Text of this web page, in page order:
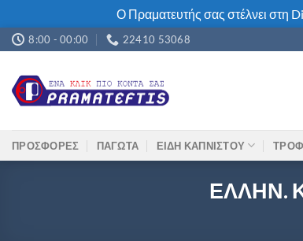
Ο Πραματευτής σας στέλνει στη
Μετάβαση
στο
περιεχόμενο
8:00 - 00:00 22410 53068
ΠΡΟΣΦΟΡΕΣ ΠΑΓΩΤΑ ΕΙΔΗ ΚΑΠΝΙΣΤΟΥ
ΕΛΛΗΝ.